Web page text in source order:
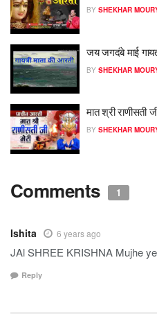
BY SHEKHAR
जय जगदंबे माई
BY SHEKHAR
मात श्री राणीसती
BY SHEKHAR
Comments 1
Ishita 6 years ago
JAl SHREE KRISHNA Mujhe
Reply